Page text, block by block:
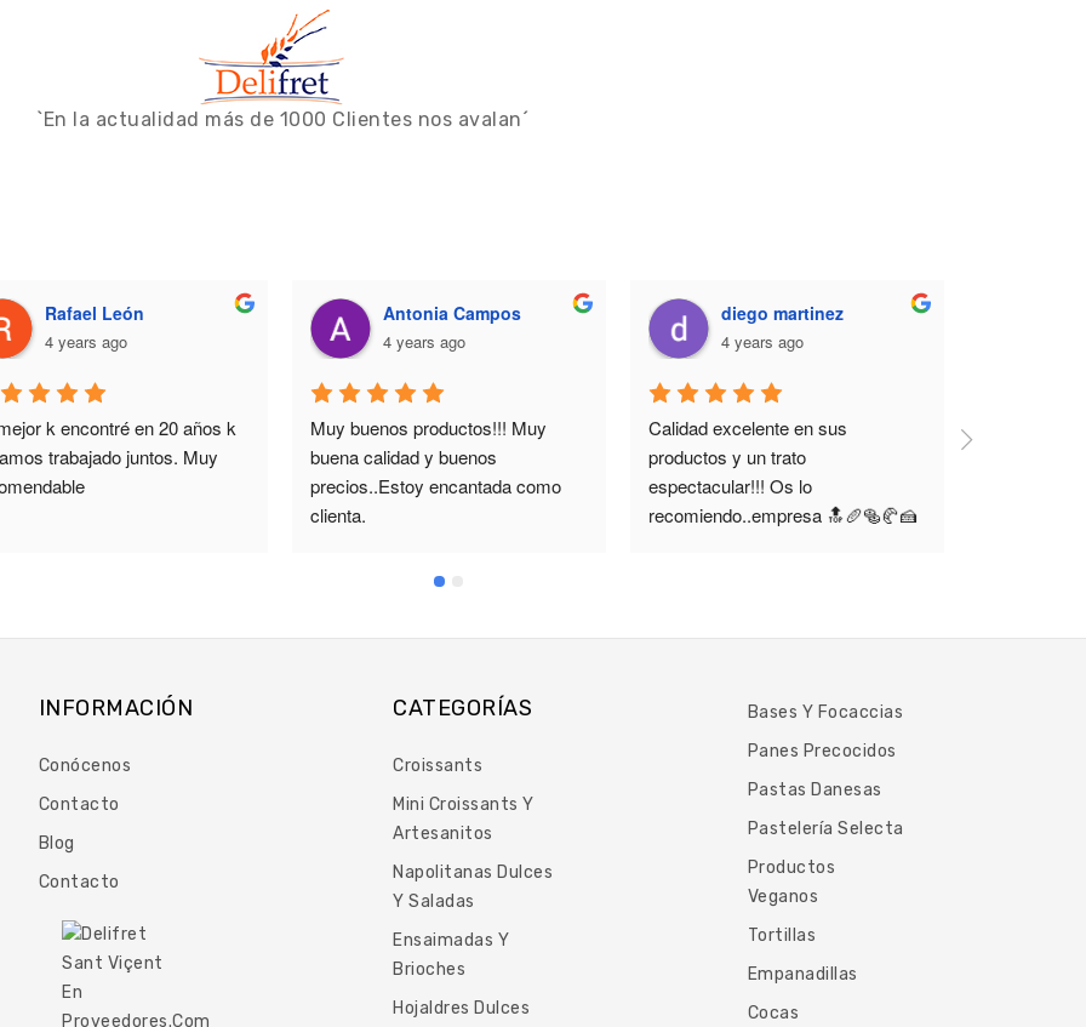
`En la actualidad más de 1000 Clientes nos avalan´
Rafael León
4 years ago
k encontré en 20 años k
trabajado juntos. Muy
Antonia Campos
4 years ago
Muy buenos productos!!! Muy
buena calidad y buenos
precios..Estoy encantada como
clienta.
diego martinez
4 years ago
Calidad excelente en sus
productos y un trato
espectacular!!! Os lo
recomiendo..empresa 🔝🥖🥯🥐🍰
INFORMACIÓN
Conócenos
Contacto
Blog
Contacto
CATEGORÍAS
Croissants
Mini Croissants Y
Artesanitos
Napolitanas Dulces
Y Saladas
Ensaimadas Y
Brioches
Hojaldres Dulces
Bases Y Focaccias
Panes Precocidos
Pastas Danesas
Pastelería Selecta
Productos
Veganos
Tortillas
Empanadillas
Cocas